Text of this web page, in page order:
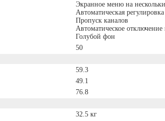
Экранное меню на
Автоматическая
Пропуск каналов
Автоматическое
Голубой фон
50
59.3
49.1
76.8
32.5 кг